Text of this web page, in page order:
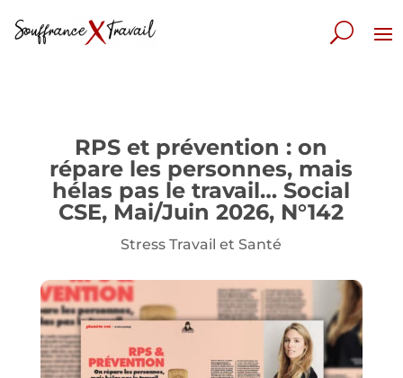
RPS et prévention : on
répare les personnes, mais
hélas pas le travail… Social
CSE, Mai/Juin 2026, N°142
Stress Travail et Santé